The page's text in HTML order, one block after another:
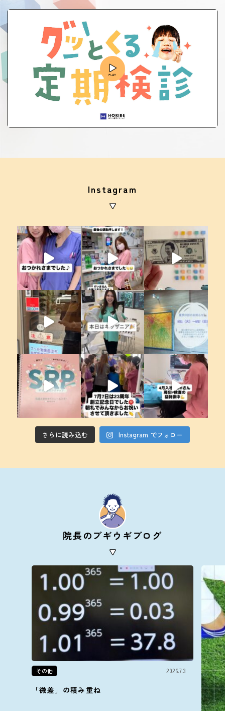
Instagram
さらに読み込む Instagram でフォロー
院長のブギウギブログ
その他 2026.7.3
「微差」の積み重ね